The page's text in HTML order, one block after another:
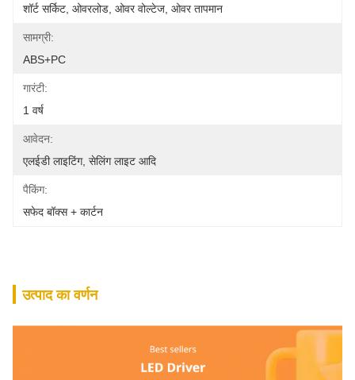
शॉर्ट सर्किट, ओवरलोड, ओवर वोल्टेज, ओवर तापमान
सामग्री:
ABS+PC
गारंटी:
1 वर्ष
आवेदन:
एलईडी लाइटिंग, सेलिंग लाइट आदि
पैकिंग:
सफेद बॉक्स + कार्टन
उत्पाद का वर्णन